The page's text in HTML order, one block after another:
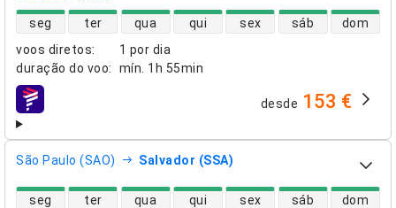
voos diretos:
1 por dia
duração do voo: mín. 1h 55min
disponibilidade de voos diretos
seg ter qua qui sex sáb dom
companhias aéreas desde 153 €
São Paulo (SAO) Salvador (SSA)
disponibilidade de voos diretos
seg ter qua qui sex sáb dom